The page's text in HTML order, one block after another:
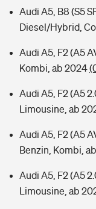
Audi A5, B8 (S5
Diesel/Hybrid,
Audi A5, F2 (A5
Kombi, ab 2024
Audi A5, F2 (A5
Limousine, ab
Audi A5, F2 (A5
Benzin, Kombi,
Audi A5, F2 (A5
Limousine, ab